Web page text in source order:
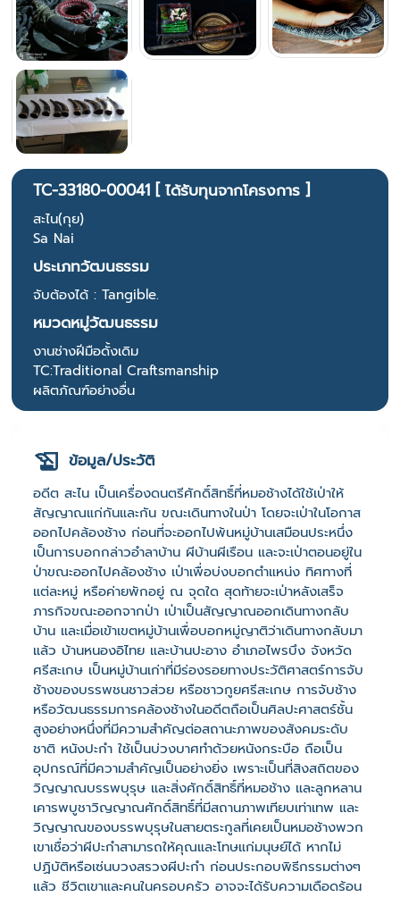
TC-33180-00041 [ ได้รับทุนจากโครงการ ]
สะไน(กุย)
Sa Nai
ประเภทวัฒนธรรม
จับต้องได้ : Tangible.
หมวดหมู่วัฒนธรรม
งานช่างฝีมือดั้งเดิม
TC:Traditional Craftsmanship
ผลิตภัณฑ์อย่างอื่น
ข้อมูล/ประวัติ
อดีต สะไน เป็นเครื่องดนตรีศักดิ์สิทธิ์ที่หมอช้างได้ใช้เป่าให้
สัญญาณแก่กันและกัน ขณะเดินทางในป่า โดยจะเป่าในโอกาส
ออกไปคล้องช้าง ก่อนที่จะออกไปพ้นหมู่บ้านเสมือนประหนึ่ง
เป็นการบอกกล่าวอำลาบ้าน ผีบ้านผีเรือน และจะเป่าตอนอยู่ใน
ป่าขณะออกไปคล้องช้าง เป่าเพื่อบ่งบอกตำแหน่ง ทิศทางที่
แต่ละหมู่ หรือค่ายพักอยู่ ณ จุดใด สุดท้ายจะเป่าหลังเสร็จ
ภารกิจขณะออกจากป่า เป่าเป็นสัญญาณออกเดินทางกลับ
บ้าน และเมื่อเข้าเขตหมู่บ้านเพื่อบอกหมู่ญาติว่าเดินทางกลับมา
แล้ว บ้านหนองอิไทย และบ้านปะอาง อำเภอไพรบึง จังหวัด
ศรีสะเกษ เป็นหมู่บ้านเก่าที่มีร่องรอยทางประวัติศาสตร์การจับ
ช้างของบรรพชนชาวส่วย หรือชาวกูยศรีสะเกษ การจับช้าง
หรือวัฒนธรรมการคล้องช้างในอดีตถือเป็นศิลปะศาสตร์ชั้น
สูงอย่างหนึ่งที่มีความสำคัญต่อสถานะภาพของสังคมระดับ
ชาติ หนังปะกำ ใช้เป็นบ่วงบาศทำด้วยหนังกระบือ ถือเป็น
อุปกรณ์ที่มีความสำคัญเป็นอย่างยิ่ง เพราะเป็นที่สิงสถิตของ
วิญญาณบรรพบุรุษ และสิ่งศักดิ์สิทธิ์ที่หมอช้าง และลูกหลาน
เคารพบูชาวิญญาณศักดิ์สิทธิ์ที่มีสถานภาพเทียบเท่าเทพ และ
วิญญาณของบรรพบุรุษในสายตระกูลที่เคยเป็นหมอช้างพวก
เขาเชื่อว่าผีปะกำสามารถให้คุณและโทษแก่มนุษย์ได้ หากไม่
ปฏิบัติหรือเซ่นบวงสรวงผีปะกำ ก่อนประกอบพิธีกรรมต่างๆ
แล้ว ชีวิตเขาและคนในครอบครัว อาจจะได้รับความเดือดร้อน